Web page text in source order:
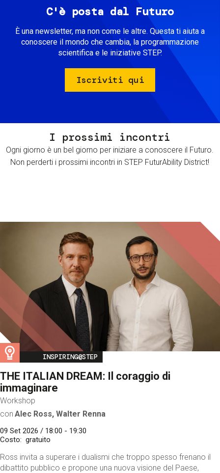
C'è posta dal Futuro
È una newsletter, ma non come le altre. Questa ti aiuta a
conoscere il mondo che cambia, la programmazione
scientifica e le iniziative STEP.
Iscriviti qui
I prossimi incontri
Ogni giorno è un bel giorno per iniziare a conoscere il Futuro.
Non perderti i prossimi incontri in STEP FuturAbility District!
Image
INSPIRING@STEP
THE ITALIAN DREAM: Il coraggio di
immaginare
Workshop
con Alec Ross, Walter Renna
09 Set 2026 / 18:00 - 19:30
Costo
gratuito
Ross invita a superare i dualismi che troppo spesso frenano il
dibattito pubblico e propone una nuova visione del Paese,